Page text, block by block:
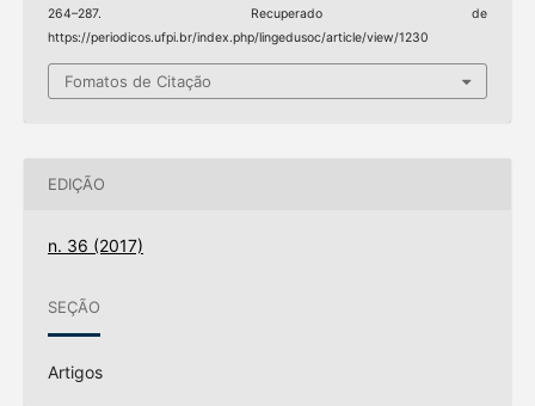
264–287. Recuperado de
https://periodicos.ufpi.br/index.php/lingedusoc/article/view/1230
Fomatos de Citação
EDIÇÃO
n. 36 (2017)
SEÇÃO
Artigos